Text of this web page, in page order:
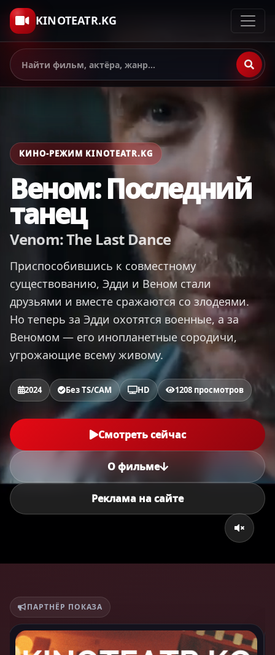
KINOTEATR.KG
КИНО-РЕЖИМ KINOTEATR.KG
Веном: Последний
танец
Venom: The Last Dance
Приспособившись к совместному
существованию, Эдди и Веном стали
друзьями и вместе сражаются со злодеями.
Но теперь за Эдди охотятся военные, а за
Веномом — его инопланетные сородичи,
угрожающие всему живому.
2024 Без TS/CAM HD 1208 просмотров
Смотреть сейчас
О фильме
Реклама на сайте
ПАРТНЁР ПОКАЗА